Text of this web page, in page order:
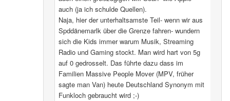
auch (ja ich schulde Quellen).
Naja, hier der unterhaltsamste Teil- wenn wir aus
Spddänemarlk über die Grenze fahren- wundern
sich die Kids immer warum Musik, Streaming
Radio und Gaming stockt. Man wird hart von 5g
auf 0 gedrosselt. Das führte dazu dass im
Familien Massive People Mover (MPV, früher
sagte man Van) heute Deutschland Synonym mit
Funkloch gebraucht wird ;-)